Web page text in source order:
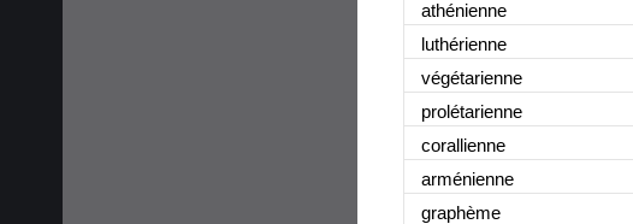
athénienne
luthérienne
végétarienne
prolétarienne
corallienne
arménienne
graphème